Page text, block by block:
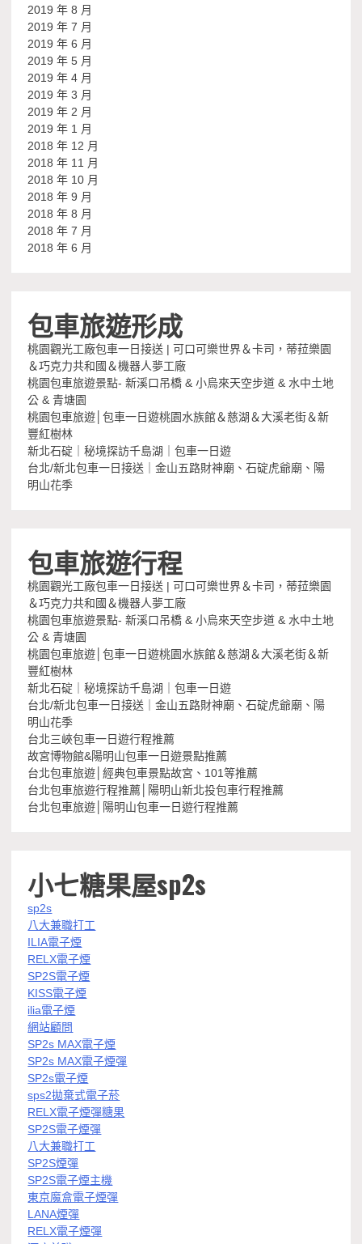
2019 年 8 月
2019 年 7 月
2019 年 6 月
2019 年 5 月
2019 年 4 月
2019 年 3 月
2019 年 2 月
2019 年 1 月
2018 年 12 月
2018 年 11 月
2018 年 10 月
2018 年 9 月
2018 年 8 月
2018 年 7 月
2018 年 6 月
包車旅遊形成
桃園觀光工廠包車一日接送 | 可口可樂世界＆卡司，蒂菈樂園
＆巧克力共和國＆機器人夢工廠
桃園包車旅遊景點- 新溪口吊橋 & 小烏來天空步道 & 水中土地
公 & 青塘園
桃園包車旅遊│包車一日遊桃園水族館＆慈湖＆大溪老街＆新
豐紅樹林
新北石碇｜秘境探訪千島湖｜包車一日遊
台北/新北包車一日接送｜金山五路財神廟、石碇虎爺廟、陽
明山花季
包車旅遊行程
桃園觀光工廠包車一日接送 | 可口可樂世界＆卡司，蒂菈樂園
＆巧克力共和國＆機器人夢工廠
桃園包車旅遊景點- 新溪口吊橋 & 小烏來天空步道 & 水中土地
公 & 青塘園
桃園包車旅遊│包車一日遊桃園水族館＆慈湖＆大溪老街＆新
豐紅樹林
新北石碇｜秘境探訪千島湖｜包車一日遊
台北/新北包車一日接送｜金山五路財神廟、石碇虎爺廟、陽
明山花季
台北三峽包車一日遊行程推薦
故宮博物館&陽明山包車一日遊景點推薦
台北包車旅遊│經典包車景點故宮、101等推薦
台北包車旅遊行程推薦│陽明山新北投包車行程推薦
台北包車旅遊│陽明山包車一日遊行程推薦
小七糖果屋sp2s
sp2s
八大兼職打工
ILIA電子煙
RELX電子煙
SP2S電子煙
KISS電子煙
ilia電子煙
網站顧問
SP2s MAX電子煙
SP2s MAX電子煙彈
SP2s電子煙
sps2拋棄式電子菸
RELX電子煙彈糖果
SP2S電子煙彈
八大兼職打工
SP2S煙彈
SP2S電子煙主機
東京魔盒電子煙彈
LANA煙彈
RELX電子煙彈